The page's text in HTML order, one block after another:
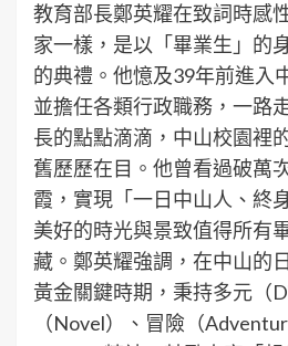
教育部長鄭英耀在致詞時感
家一樣，是以「畢業生」的
的典禮。他憶及39年前進入
並擔任各類行政職務，一路
長的點點滴滴，中山校園裡
舊歷歷在目。他曾看過破萬
霞，實現「一日中山人、終
美好的時光與景致值得所有
藏。鄭英耀強調，在中山的
黃金關鍵時期，秉持多元（
（Novel）、冒險（